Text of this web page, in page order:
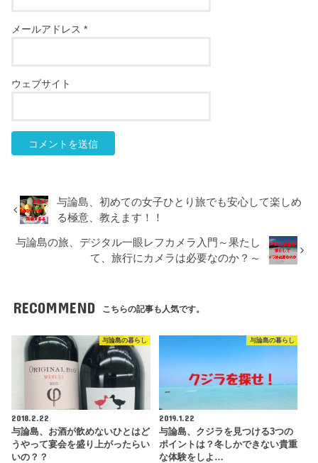
メールアドレス*
ウェブサイト
与論島、初めての女子ひとり旅でも安心して楽しめ
る極意、教えます！！
与論島の旅、デジタル一眼レフカメラ入門～果たし
て、旅行にカメラは必要なのか？～
RECOMMEND こちらの記事も人気です。
与論島の暮らし
2018.2.22
与論島、お酒が飲めないひとはど
うやって宴会を盛り上がったらい
いの？？
与論島の暮らし
2019.1.22
与論島、クジラを見つける3つの
ポイントは？冬しかできない貴重
な体験をしよ…